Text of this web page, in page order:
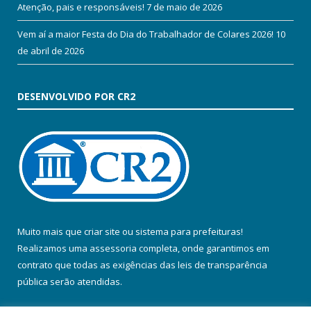
Atenção, pais e responsáveis! 7 de maio de 2026
Vem aí a maior Festa do Dia do Trabalhador de Colares 2026! 10
de abril de 2026
DESENVOLVIDO POR CR2
Muito mais que criar site ou sistema para prefeituras!
Realizamos uma assessoria completa, onde garantimos em
contrato que todas as exigências das leis de transparência
pública serão atendidas.